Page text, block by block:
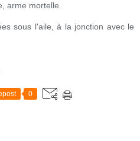
arme mortelle.
sous l'aile, à la jonction avec le
0